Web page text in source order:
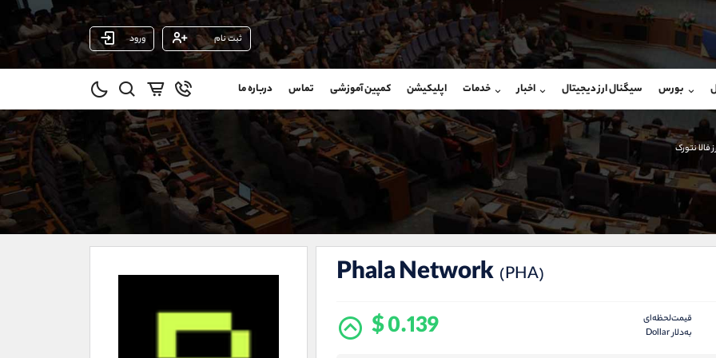
ثبت نام ورود
بورس سیگنال ارز دیجیتال اخبار خدمات اپلیکیشن کمپین آموزشی تماس درباره ما
فالا نتورک
Phala Network (PHA)
قیمت‌لحظه‌ای
به‌دلار Dollar
$ 0.139
شروع گفتگو
@Armteam_admin_103
103
شروع گفتگو
@Armteam_admin_104
داخلی 104
(ایمان پوراسماعیلی)
09927779040
واتساپ شروع گفتگو
تلگرام @Armteam_admin_por
021-22021030
021-22021040
90001030
@alirezamehrabi_com
@alirezamehrabi_official